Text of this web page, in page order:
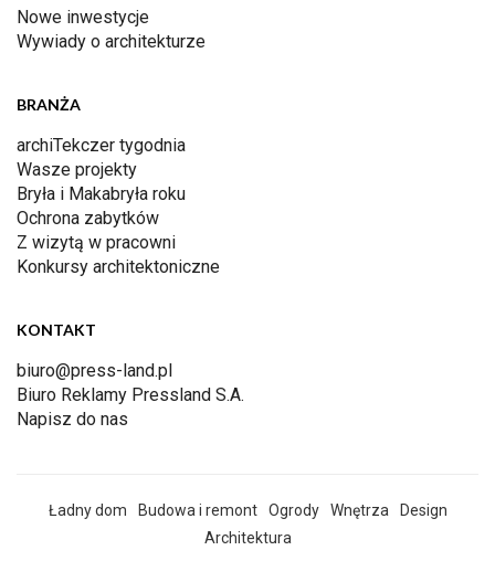
Nowe inwestycje
Wywiady o architekturze
BRANŻA
archiTekczer tygodnia
Wasze projekty
Bryła i Makabryła roku
Ochrona zabytków
Z wizytą w pracowni
Konkursy architektoniczne
KONTAKT
biuro@press-land.pl
Biuro Reklamy Pressland S.A.
Napisz do nas
Ładny dom Budowa i remont Ogrody Wnętrza
Design
Architektura